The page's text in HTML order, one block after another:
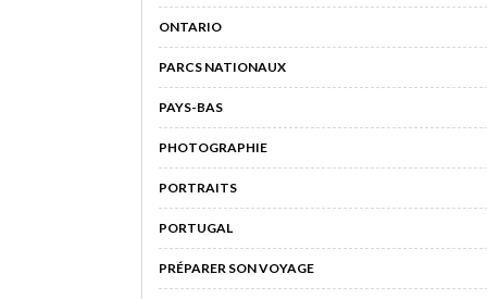
ONTARIO
PARCS NATIONAUX
PAYS-BAS
PHOTOGRAPHIE
PORTRAITS
PORTUGAL
PRÉPARER SON VOYAGE